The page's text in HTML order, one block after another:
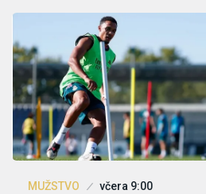
MUŽSTVO včera 9:00